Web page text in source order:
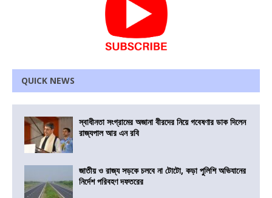
QUICK NEWS
স্বাধীনতা সংগ্রামের অজানা বীরদের নিয়ে গবেষণার ডাক দিলেন
রাজ্যপাল আর এন রবি
জাতীয় ও রাজ্য সড়কে চলবে না টোটো, কড়া পুলিশি অভিযানের
নির্দেশ পরিবহণ দফতরের